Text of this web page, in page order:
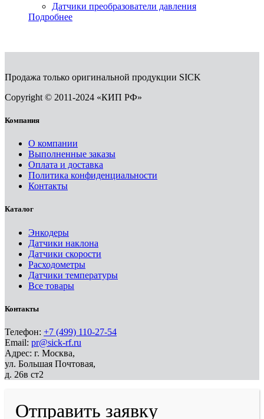
Датчики преобразователи давления
Подробнее
Продажа только оригинальной продукции SICK
Copyright © 2011-2024 «КИП РФ»
Компания
О компании
Выполненные заказы
Оплата и доставка
Политика конфиденциальности
Контакты
Каталог
Энкодеры
Датчики наклона
Датчики скорости
Расходометры
Датчики температуры
Все товары
Контакты
Телефон: +7 (499) 110-27-54
Email: pr@sick-rf.ru
Адрес: г. Москва,
ул. Большая Почтовая,
д. 26в ст2
Отправить заявку